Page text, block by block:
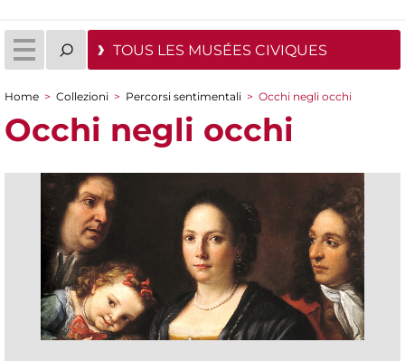
TOUS LES MUSÉES CIVIQUES
You are here
Home > Collezioni > Percorsi sentimentali > Occhi negli occhi
Occhi negli occhi